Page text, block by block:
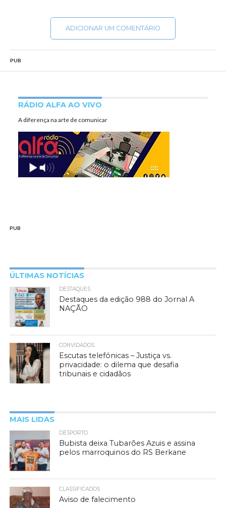
ADICIONAR UM COMENTÁRIO
PUB
RÁDIO ALFA AO VIVO
A diferença na arte de comunicar
PUB
ÚLTIMAS NOTÍCIAS
DESTAQUES
Destaques da edição 988 do Jornal A
NAÇÃO
CONVIDADOS
Escutas telefónicas – Justiça vs.
privacidade: o dilema que desafia
tribunais e cidadãos
MAIS LIDAS
DESPORTO
Bubista deixa Tubarões Azuis e assina
pelos marroquinos do RS Berkane
CLASSIFICADOS
Aviso de falecimento